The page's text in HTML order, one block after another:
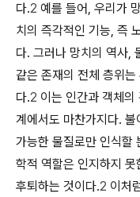
다.2 예를 들어, 우리가
치의 즉각적인 기능, 즉
다. 그러나 망치의 역사,
같은 존재의 전체 층위
다.2 이는 인간과 객체
계에서도 마찬가지다.
가능한 물질로만 인식할
학적 역할은 인지하지
후퇴하는 것이다.2 이처